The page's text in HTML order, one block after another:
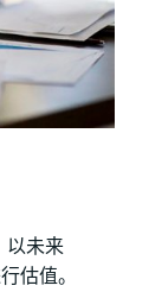
以未来
估值。